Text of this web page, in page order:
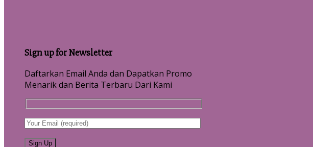
Sign up for Newsletter
Daftarkan Email Anda dan Dapatkan Promo
Menarik dan Berita Terbaru Dari Kami